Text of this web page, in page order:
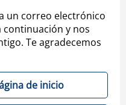
un correo electrónico
continuación y nos
Te agradecemos
de inicio